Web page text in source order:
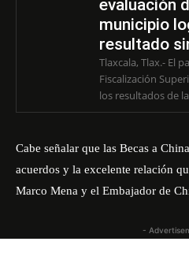
evaluación
municipio
resultado
Tlaxcala, Tlax.- El
Fiscalización
los resultados de
Cabe señalar que las Becas a
acuerdos y la excelente relación
Marco Mena y el Embajador de
-